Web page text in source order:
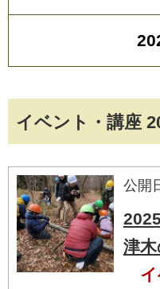
イベント・講座
公開
津